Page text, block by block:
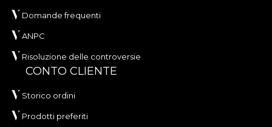
Domande frequenti
ANPC
Risoluzione delle controversie
CONTO CLIENTE
Storico ordini
Prodotti preferiti